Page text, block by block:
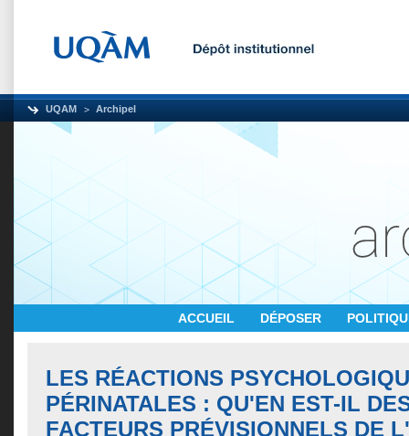
UQAM Archipel
ACCUEIL DÉPOSER
LES RÉACTIONS
PÉRINATALES : QU'EN EST-IL
FACTEURS PRÉVISIONNELS DE